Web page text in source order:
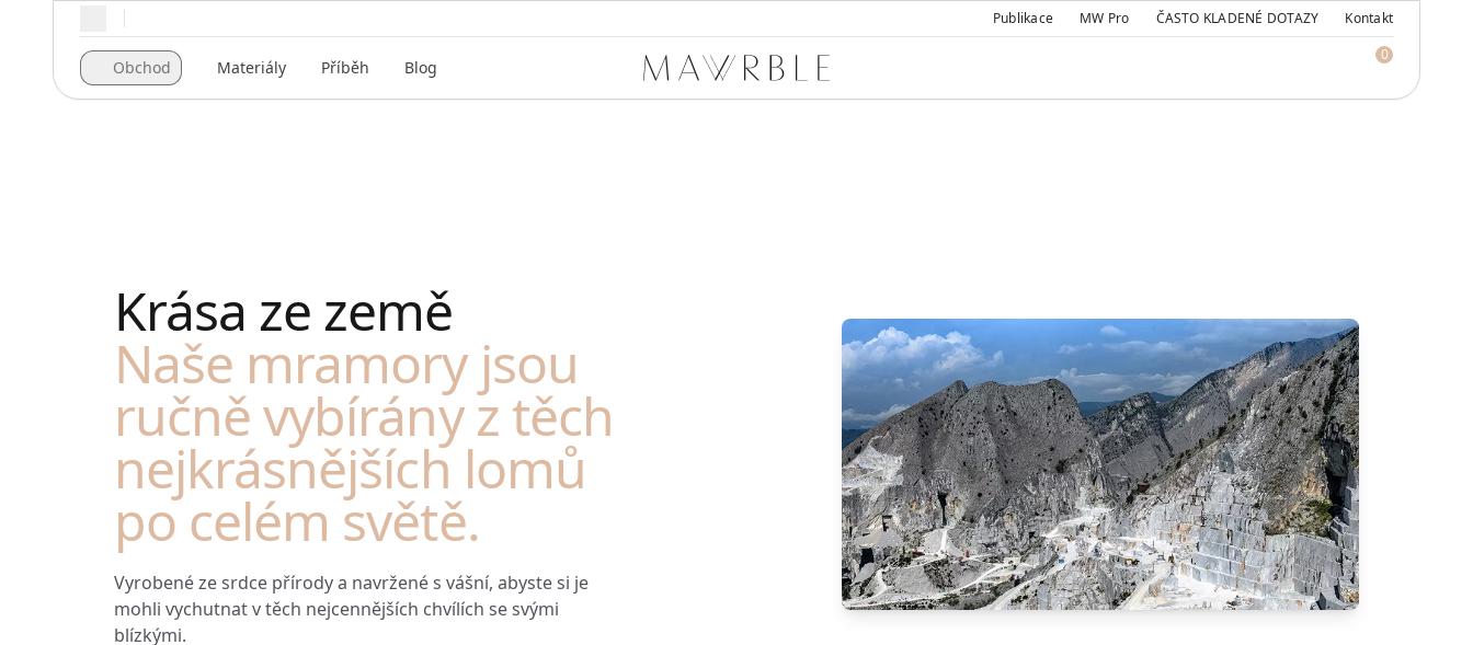
Regionální nastavení Publikace MW Pro ČASTO KLADENÉ DOTAZY Kontakt
Obchod Materiály Příběh Blog Mawrble
0
Krása ze země
Naše mramory jsou
ručně vybírány z těch
nejkrásnějších lomů
po celém světě.
Vyrobené ze srdce přírody a navržené s vášní, abyste si je
mohli vychutnat v těch nejcennějších chvílích se svými
blízkými.
Watch our video to learn more